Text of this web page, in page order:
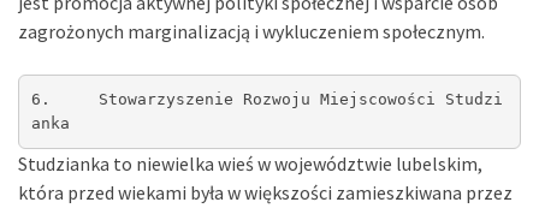
zagrożonych marginalizacją i wykluczeniem społecznym.
6.     Stowarzyszenie Rozwoju Miejscowości Studzi
anka
Studzianka to niewielka wieś w województwie lubelskim,
która przed wiekami była w większości zamieszkiwana przez